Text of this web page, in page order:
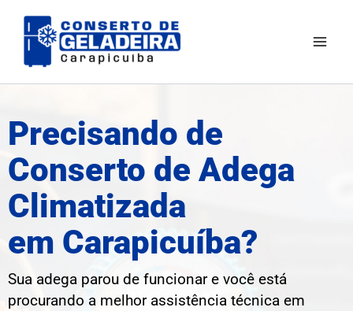
para
Precisando de
Conserto de Adega
Climatizada
em Carapicuíba?
Sua adega parou de funcionar e você está
procurando a melhor assistência técnica em